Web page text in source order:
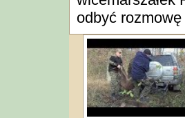
odbyć